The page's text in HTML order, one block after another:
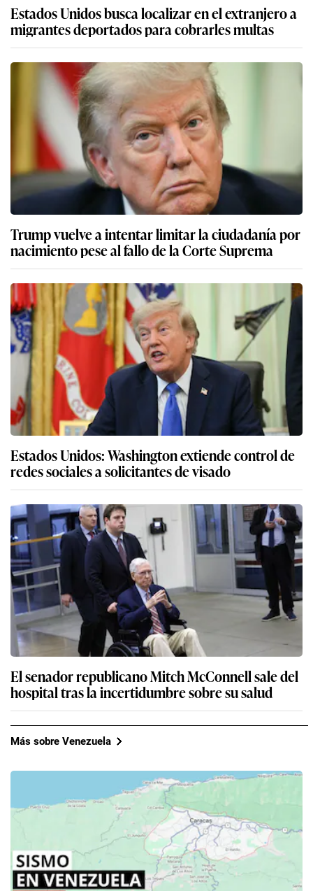
Estados Unidos busca localizar en el extranjero a
migrantes deportados para cobrarles multas
Trump vuelve a intentar limitar la ciudadanía por
nacimiento pese al fallo de la Corte Suprema
Estados Unidos: Washington extiende control de
redes sociales a solicitantes de visado
El senador republicano Mitch McConnell sale del
hospital tras la incertidumbre sobre su salud
Más sobre Venezuela